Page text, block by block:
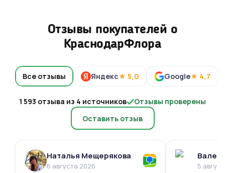
Отзывы покупателей о
КраснодарФлора
Все отзывы Яндекс★ 5,0 Google★ 4,7
1 593 отзыва из 4 источников
Отзывы проверены
Оставить отзыв
Наталья Мещерякова
6 августа 2026 5